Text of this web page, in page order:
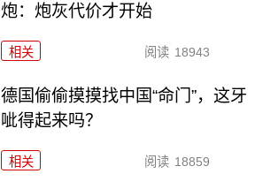
炮：炮灰代价才开始
相关 阅读 18943
德国偷偷摸摸找中国“命门”，这牙
呲得起来吗？
相关 阅读 18859